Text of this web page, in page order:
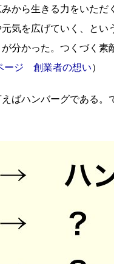
から生きる力をいただ
気を広げていく、とい
分かった。つくづく素
ージ 創業者の想い）
ばハンバーグである。